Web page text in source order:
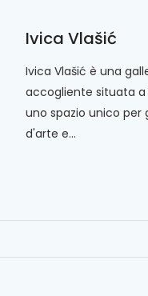
Ivica Vlašić
Ivica Vlašić è una
accogliente situata a
uno spazio unico per
d'arte e...